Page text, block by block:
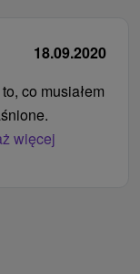
18.09.2020
co musiałem
więcej